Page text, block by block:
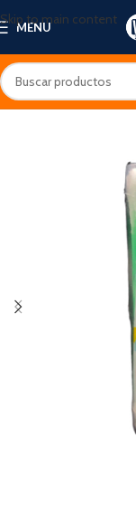
Skip to main content
MENU